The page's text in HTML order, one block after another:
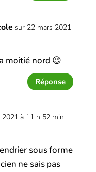
sur 22 mars 2021
moitié nord 😉
Réponse
2021 à 11 h 52 min
sous forme
ne sais pas